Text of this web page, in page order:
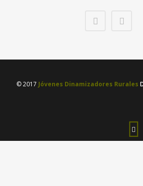
© 2017 Jóvenes Dinamizadores Rurales